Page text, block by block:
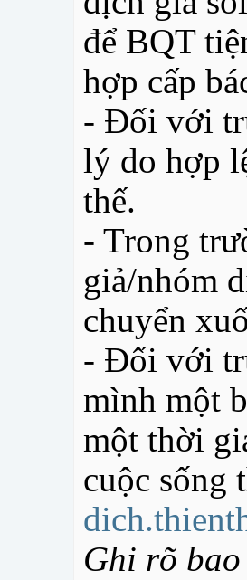
để BQT
hợp cấp
- Đối với
lý do hợp
thế.
- Trong
giả/nhóm
chuyển
- Đối với
mình một
một thời
cuộc sống
Ghi rõ